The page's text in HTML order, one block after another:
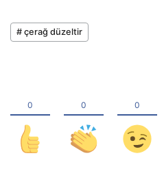
# çerağ düzeltir